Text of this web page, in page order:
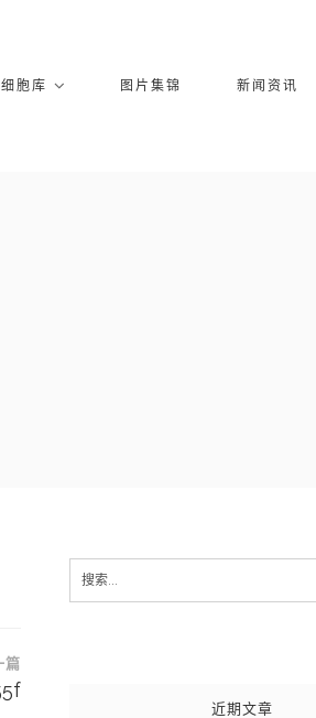
胞库 图片集锦 新闻资讯
篇
Search
for:
近期文章